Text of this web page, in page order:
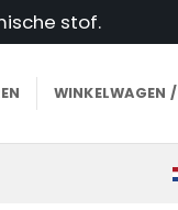
stof.
WINKELWAGEN /